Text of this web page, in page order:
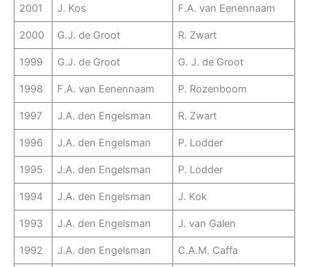
2001 J. Kos F.A. van Eenennaam
2000 G.J. de Groot R. Zwart
1999 G.J. de Groot G. J. de Groot
1998 F.A. van Eenennaam P. Rozenboom
1997 J.A. den Engelsman R. Zwart
1996 J.A. den Engelsman P. Lodder
1995 J.A. den Engelsman P. Lodder
1994 J.A. den Engelsman J. Kok
1993 J.A. den Engelsman J. van Galen
1992 J.A. den Engelsman C.A.M. Caffa